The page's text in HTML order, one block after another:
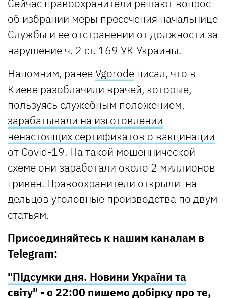
Сейчас правоохранители решают вопрос
об избрании меры пресечения начальнице
Службы и ее отстранении от должности за
нарушение ч. 2 ст. 169 УК Украины.
Напомним, ранееVgorode писал, что в
Киеве разоблачили врачей, которые,
пользуясь служебным положением,
зарабатывали на изготовлении
ненастоящих сертификатов о вакцинации
от Covid-19. На такой мошеннической
схеме они заработали около 2 миллионов
гривен. Правоохранители открыли на
дельцов уголовные производства по двум
статьям.
Присоединяйтесь к нашим каналам в
Telegram:
"Підсумки дня. Новини України та
світу" - о 22:00 пишемо добірку про те,